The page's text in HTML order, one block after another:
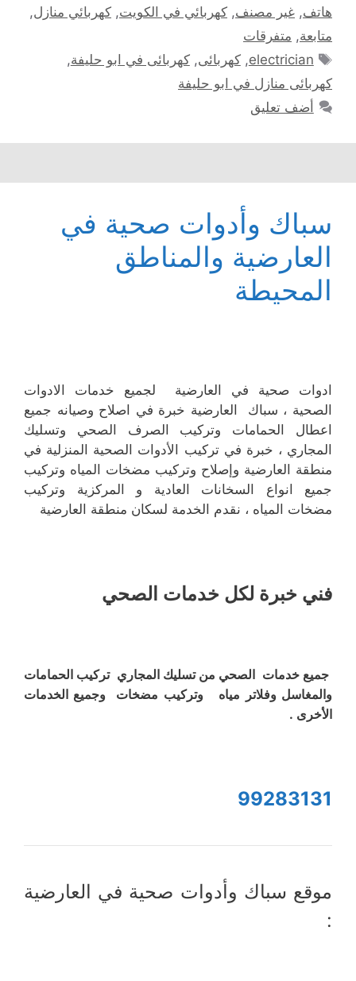
هاتف, غير مصنف, كهربائي في الكويت, كهربائي منازل,
متابعة, متفرقات
الوسوم
electrician
,كهربائى,كهربائى في ابو حليفة,
كهربائى منازل في ابو حليفة
أضف تعليق
سباك وأدوات صحية في
العارضية والمناطق
المحيطة
ادوات صحية في العارضية لجميع خدمات الادوات
الصحية ، سباك العارضية خبرة في اصلاح وصيانه جميع
اعطال الحمامات وتركيب الصرف الصحي وتسليك
المجاري ، خبرة في تركيب الأدوات الصحية المنزلية في
منطقة العارضية وإصلاح وتركيب مضخات المياه وتركيب
جميع انواع السخانات العادية و المركزية وتركيب
مضخات المياه ، نقدم الخدمة لسكان منطقة العارضية
فني خبرة لكل خدمات الصحي
جميع خدمات الصحي من تسليك المجاري تركيب الحمامات
والمغاسل وفلاتر مياه وتركيب مضخات وجميع الخدمات
الأخرى .
99283131
موقع سباك وأدوات صحية في العارضية
: